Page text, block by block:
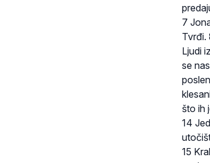
7
Tvrđi.
Ljudi
se
što ih
14
15